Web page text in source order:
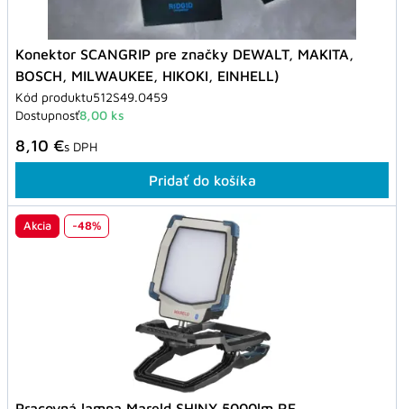
Konektor SCANGRIP pre značky DEWALT, MAKITA,
BOSCH, MILWAUKEE, HIKOKI, EINHELL)
Kód produktu512S49.0459
Dostupnosť8,00 ks
8,10 €s DPH
Pridať do košíka
Akcia -48%